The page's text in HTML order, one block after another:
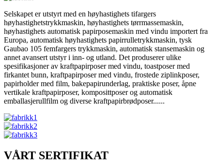
Selskapet er utstyrt med en høyhastighets tifargers
høyhastighetstrykkmaskin, høyhastighets tørrmassemaskin,
høyhastighets automatisk papirposemaskin med vindu importert fra
Europa, automatisk høyhastighets papirrulletrykkmaskin, tysk
Gaubao 105 femfargers trykkmaskin, automatisk stansemaskin og
annet avansert utstyr i inn- og utland. Det produserer ulike
spesifikasjoner av kraftpapirposer med vindu, toastposer med
firkantet bunn, kraftpapirposer med vindu, frostede ziplinkposer,
papirholder med film, bakepapirunderlag, praktiske poser, åpne
vertikale kraftpapirposer, komposittposer og automatisk
emballasjerullfilm og diverse kraftpapirbrødposer......
VÅRT SERTIFIKAT